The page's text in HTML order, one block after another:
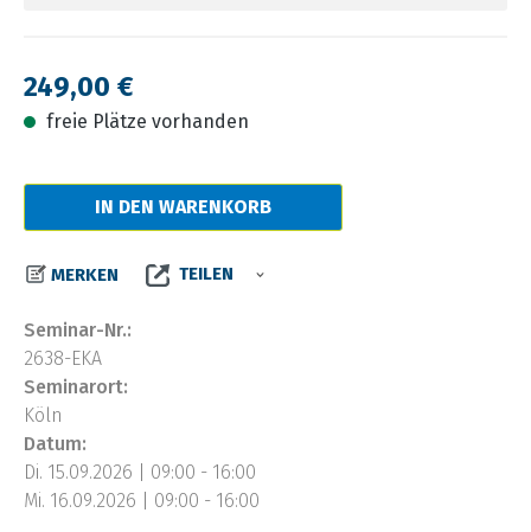
Regulärer Preis:
249,00 €
freie Plätze vorhanden
IN DEN WARENKORB
MERKEN TEILEN
Seminar-Nr.:
2638-EKA
Seminarort:
Köln
Datum:
Di. 15.09.2026 | 09:00 - 16:00
Mi. 16.09.2026 | 09:00 - 16:00